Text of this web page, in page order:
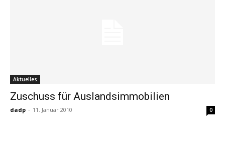
Aktuelles
Zuschuss für Auslandsimmobilien
dadp - 11. Januar 2010 0